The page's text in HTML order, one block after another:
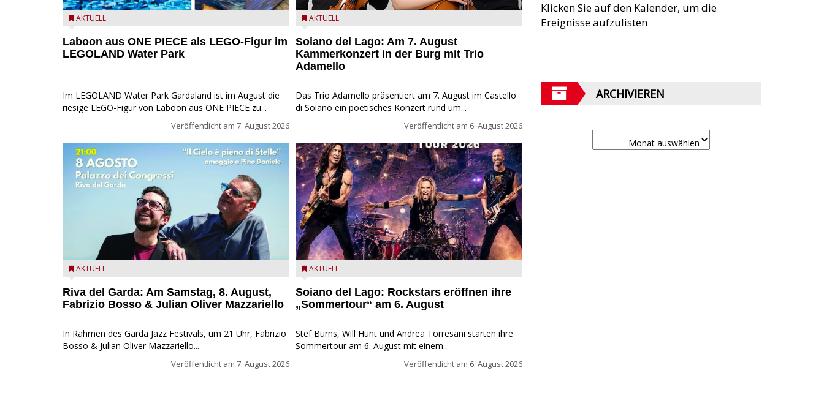
Laboon aus ONE PIECE als LEGO-Figur im LEGOLAND
AKTUELL
Laboon aus ONE PIECE als LEGO-Figur im
LEGOLAND Water Park
Im LEGOLAND Water Park Gardaland ist im August die
riesige LEGO-Figur von Laboon aus ONE PIECE zu...
Veröffentlicht am 7. August 2026
Fabrizio Bosso & Julian Oliver Mazzariello zu Gast beim
AKTUELL
Riva del Garda: Am Samstag, 8. August,
Fabrizio Bosso & Julian Oliver Mazzariello
In Rahmen des Garda Jazz Festivals, um 21 Uhr, Fabrizio
Bosso & Julian Oliver Mazzariello...
Veröffentlicht am 7. August 2026
Trio Adamello
AKTUELL
Soiano del Lago: Am 7. August
Kammerkonzert in der Burg mit Trio
Adamello
Das Trio Adamello präsentiert am 7. August im Castello
di Soiano ein poetisches Konzert rund um...
Veröffentlicht am 6. August 2026
Stef Burns, Will Hunt und Andrea Torresani im Summer
AKTUELL
Soiano del Lago: Rockstars eröffnen ihre
„Sommertour“ am 6. August
Stef Burns, Will Hunt und Andrea Torresani starten ihre
Sommertour am 6. August mit einem...
Veröffentlicht am 6. August 2026
Klicken Sie auf den Kalender, um die
Ereignisse aufzulisten
ARCHIVIEREN